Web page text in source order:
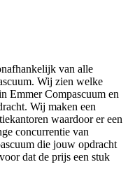
van alle
Wij zien welke
Emmer Compascuum en
Wij maken een
waardoor er een
concurrentie van
die jouw opdracht
dat de prijs een stuk